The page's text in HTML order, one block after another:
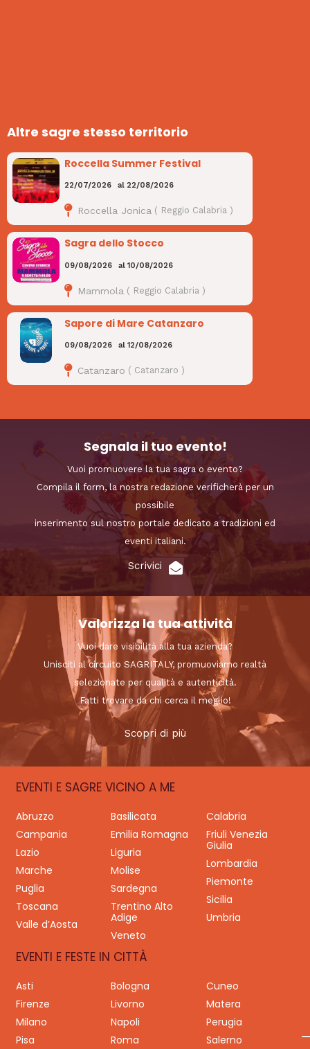
Altre sagre stesso territorio
Roccella Summer Festival
22/07/2026 al 22/08/2026
Roccella Jonica ( Reggio Calabria )
Sagra dello Stocco
09/08/2026 al10/08/2026
Mammola ( Reggio Calabria )
Sapore di Mare Catanzaro
09/08/2026 al12/08/2026
Catanzaro ( Catanzaro )
Segnala il tuo evento!
Vuoi promuovere la tua sagra o evento?
Compila il form, la nostra redazione verificherà per un
possibile
inserimento sul nostro portale dedicato a tradizioni ed
eventi italiani.
Scrivici
Valorizza la tua attività
Vuoi dare visibilità alla tua azienda?
Unisciti al circuito SAGRITALY, promuoviamo realtà
selezionate per qualità e autenticità.
Fatti trovare da chi cerca il meglio!
Scopri di più
EVENTI E SAGRE VICINO A ME
Abruzzo Basilicata
Calabria
Campania
Emilia Romagna
Friuli Venezia
Giulia
Lazio
Liguria
Lombardia
Marche
Molise
Piemonte
Puglia
Sardegna
Sicilia
Toscana
Trentino Alto
Adige
Umbria
Valle d’Aosta
Veneto
EVENTI E FESTE IN CITTÀ
Asti Bologna
Cuneo
Firenze
Livorno
Matera
Milano
Napoli
Perugia
Pisa
Roma
Salerno